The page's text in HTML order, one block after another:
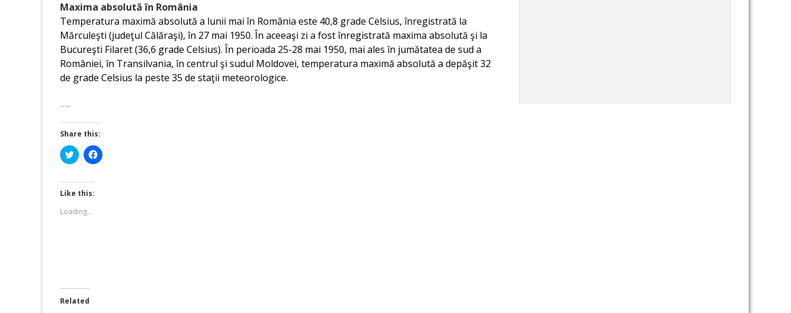
Maxima absolută în România
Temperatura maximă absolută a lunii mai în România este 40,8 grade Celsius, înregistrată la
Mărculeşti (judeţul Călăraşi), în 27 mai 1950. În aceeaşi zi a fost înregistrată maxima absolută şi la
Bucureşti Filaret (36,6 grade Celsius). În perioada 25-28 mai 1950, mai ales în jumătatea de sud a
României, în Transilvania, în centrul şi sudul Moldovei, temperatura maximă absolută a depăşit 32
de grade Celsius la peste 35 de staţii meteorologice.
…..
Share this:
Click
to
Twitter
(Opens
in
new
window)
Click
to
Like this:
Loading...
Related